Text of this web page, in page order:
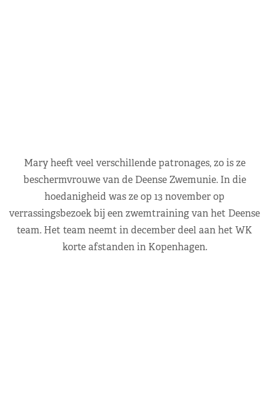
Mary heeft veel verschillende patronages, zo is ze
beschermvrouwe van de Deense Zwemunie. In die
hoedanigheid was ze op 13 november op
verrassingsbezoek bij een zwemtraining van het Deense
team. Het team neemt in december deel aan het WK
korte afstanden in Kopenhagen.